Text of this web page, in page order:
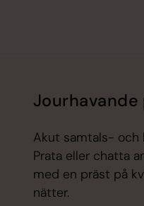
Jourhavande
Akut samtals- och
Prata eller chatta
med en präst på
nätter.